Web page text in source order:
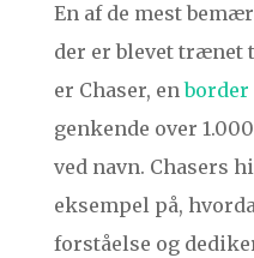
En af de mest
der er blevet trænet
er Chaser, en
genkende over
ved navn. Chasers
eksempel på,
forståelse og